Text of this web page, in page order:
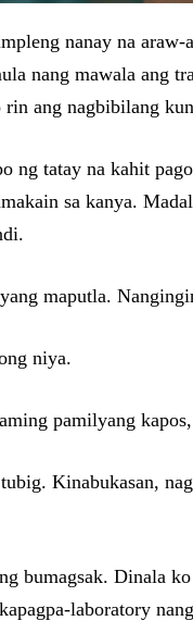
nanay na
nang mawala ang
ang nagbibilang
ng tatay na kahit
sa kanya.
maputla.
niya.
pamilyang
Kinabukasan,
bumagsak. Dinala
laboratory